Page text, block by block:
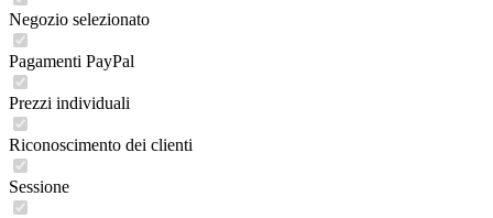
Negozio selezionato
Pagamenti PayPal
Prezzi individuali
Riconoscimento dei clienti
Sessione